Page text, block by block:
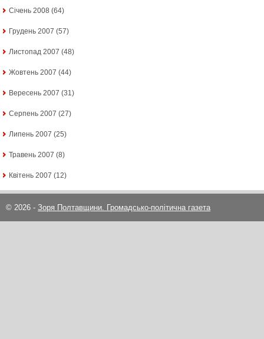
Січень 2008 (64)
Грудень 2007 (57)
Листопад 2007 (48)
Жовтень 2007 (44)
Вересень 2007 (31)
Серпень 2007 (27)
Липень 2007 (25)
Травень 2007 (8)
Квітень 2007 (12)
© 2026 - Зоря Полтавщини. Громадсько-політична газета